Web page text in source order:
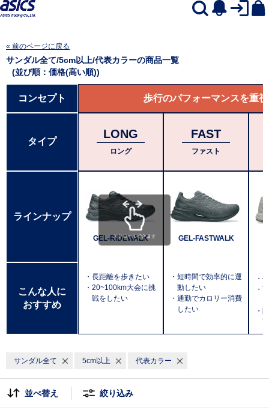
« 前のページに戻る
サンダル全て/5cm以上/代表カラーの商品一覧
(並び順：価格(高い順))
コンセプト 歩行のパフォーマンスを重視
タイプ
LONG
ロング
FAST
ファスト
ラインナップ
GEL-RIDEWALK
・長距離を歩きたい
・20~100km大会に挑
戦をしたい
GEL-FASTWALK
・短時間で効率的に運
動したい
・通勤でカロリー消費
したい
・
・
・
こんな人に
おすすめ
スクロールできます
サンダル全て 5cm以上 代表カラー
並べ替え 絞り込み